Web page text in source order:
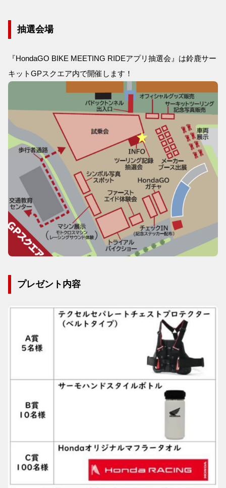
抽選会場
『HondaGO BIKE MEETING RIDEアプリ抽選会』は鈴鹿サー
キットGPスクエア内で開催します！
プレゼント内容